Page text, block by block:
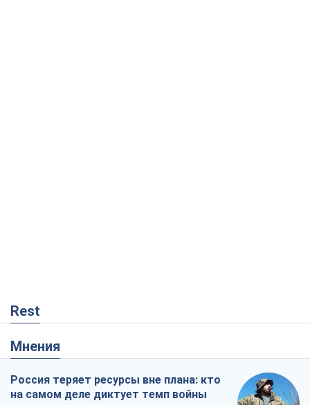
Rest
Мнения
Россия теряет ресурсы вне плана: кто
на самом деле диктует темп войны